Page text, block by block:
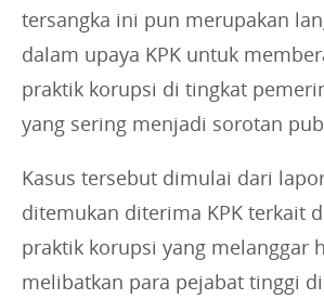
tersangka ini pun merupakan
dalam upaya KPK untuk
praktik korupsi di tingkat
yang sering menjadi sorotan
Kasus tersebut dimulai dari
ditemukan diterima KPK terkait
praktik korupsi yang melanggar
melibatkan para pejabat tinggi